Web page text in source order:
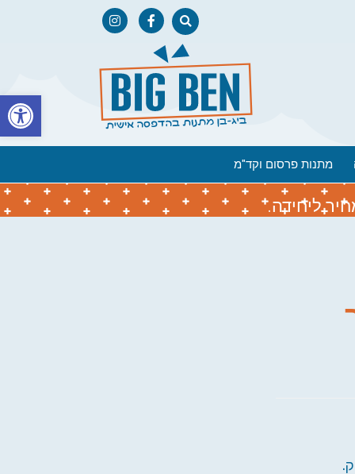
מתנות פרסום וקד"מ
ליחידה.